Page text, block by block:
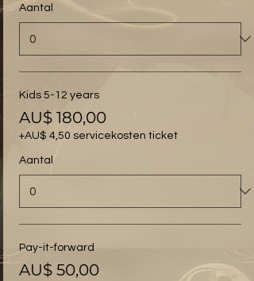
Aantal
Kids 5-12 years
AU$ 180,00
+AU$ 4,50 servicekosten ticket
Aantal
Pay-it-forward
AU$ 50,00